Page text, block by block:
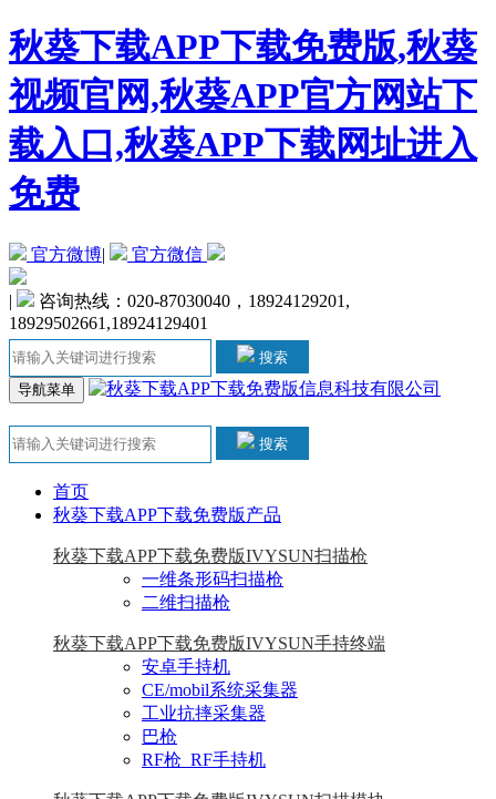
秋葵下载APP下载免费版,秋葵
视频官网,秋葵APP官方网站下
载入口,秋葵APP下载网址进入
免费
官方微博| 官方微信
|
咨询热线：020-87030040，18924129201,
18929502661,18924129401
搜索
导航菜单
搜索
首页
秋葵下载APP下载免费版产品
秋葵下载APP下载免费版IVYSUN扫描枪
一维条形码扫描枪
二维扫描枪
秋葵下载APP下载免费版IVYSUN手持终端
安卓手持机
CE/mobil系统采集器
工业抗摔采集器
巴枪
RF枪_RF手持机